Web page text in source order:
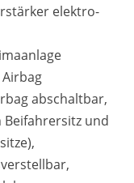
elektro-
abschaltbar,
Beifahrersitz und